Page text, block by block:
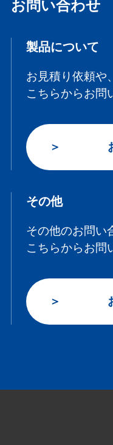
お問い合わせ
製品について
お見積り依頼や
こちらからお問
その他
その他のお問い
こちらからお問